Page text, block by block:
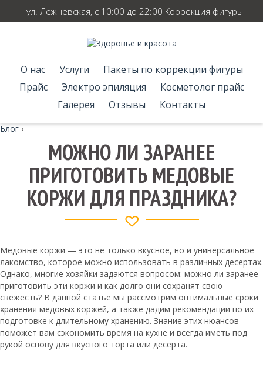
ул. Лежневская, с 10:00 до 22:00 Коррекция фигуры
О нас Услуги
Пакеты по коррекции фигуры
Прайс
Электро эпиляция
Косметолог прайс
Галерея
Отзывы Контакты
Блог ›
МОЖНО ЛИ ЗАРАНЕЕ
ПРИГОТОВИТЬ МЕДОВЫЕ
КОРЖИ ДЛЯ ПРАЗДНИКА?
Медовые коржи — это не только вкусное, но и универсальное
лакомство, которое можно использовать в различных десертах.
Однако, многие хозяйки задаются вопросом: можно ли заранее
приготовить эти коржи и как долго они сохранят свою
свежесть? В данной статье мы рассмотрим оптимальные сроки
хранения медовых коржей, а также дадим рекомендации по их
подготовке к длительному хранению. Знание этих нюансов
поможет вам сэкономить время на кухне и всегда иметь под
рукой основу для вкусного торта или десерта.